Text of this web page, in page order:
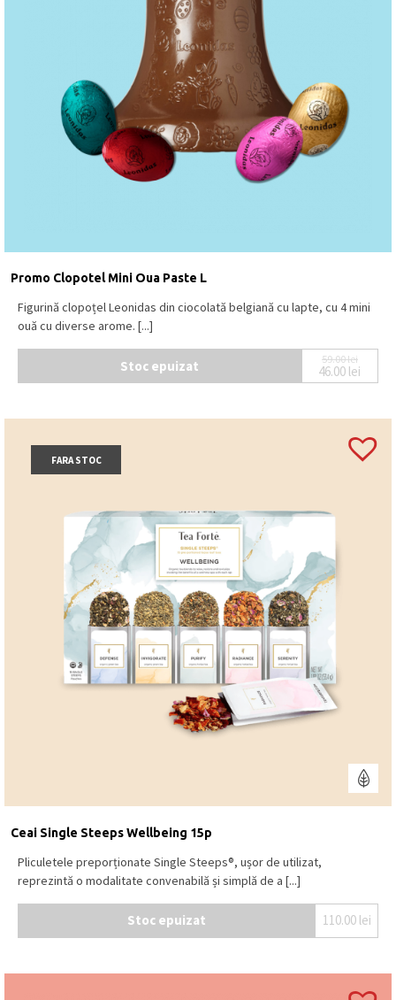
Promo Clopotel Mini Oua Paste L
Figurină clopoțel Leonidas din ciocolată belgiană cu lapte, cu 4 mini
ouă cu diverse arome. [...]
Stoc epuizat 59.00lei
Prețul
46.00 lei
Prețul
FARA STOC
Ceai Single Steeps Wellbeing 15p
Pliculetele preporționate Single Steeps®, ușor de utilizat,
reprezintă o modalitate convenabilă și simplă de a [...]
Stoc epuizat 110.00 lei